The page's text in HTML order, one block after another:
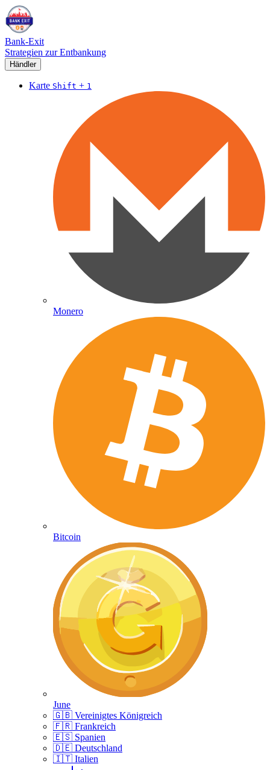
Bank-Exit
Strategien zur Entbankung
Händler
Karte Shift + 1
Monero
Bitcoin
June
🇬🇧 Vereinigtes Königreich
🇫🇷 Frankreich
🇪🇸 Spanien
🇩🇪 Deutschland
🇮🇹 Italien